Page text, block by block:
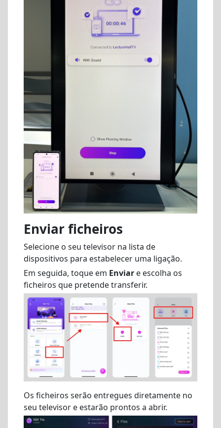
Enviar ficheiros
Selecione o seu televisor na lista de
dispositivos para estabelecer uma ligação.
Em seguida, toque em Enviar e escolha os
ficheiros que pretende transferir.
Os ficheiros serão entregues diretamente no
seu televisor e estarão prontos a abrir.